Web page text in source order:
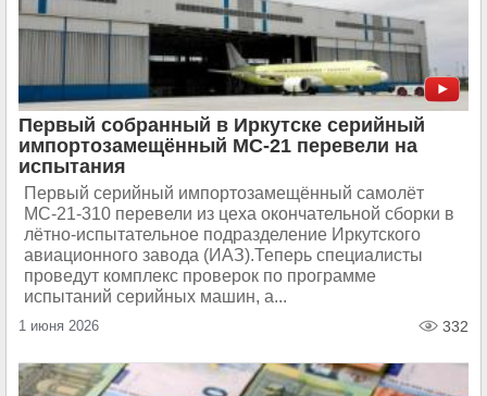
Первый собранный в Иркутске серийный
импортозамещённый МС-21 перевели на
испытания
Первый серийный импортозамещённый самолёт
МС‑21‑310 перевели из цеха окончательной сборки в
лётно‑испытательное подразделение Иркутского
авиационного завода (ИАЗ).Теперь специалисты
проведут комплекс проверок по программе
испытаний серийных машин, а...
1 июня 2026 332